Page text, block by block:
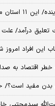
تعلیق درآمد/
این افراد امروز
اقتصاد به
مفید است؟/